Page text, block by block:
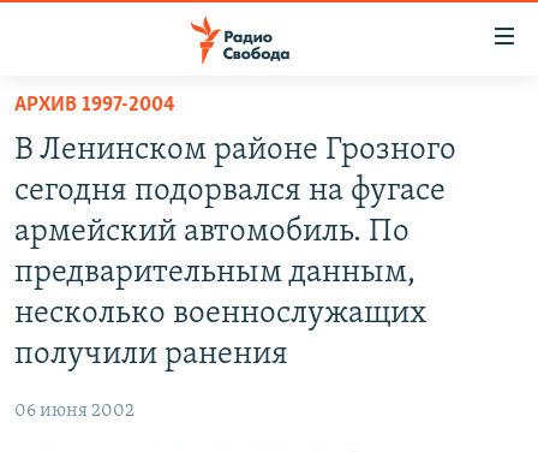
упрощенного
доступа
основному
содержанию
Вернутся
главной
Вернутся
АВТОРСКИЕ ПРОЕКТЫ
МНЕНИЯ
КУЛЬТУРА
АРХИВ 1997-2004
В Ленинском районе Грозного
сегодня подорвался на фугасе
армейский автомобиль. По
предварительным данным,
несколько военнослужащих
получили ранения
06 июня 2002